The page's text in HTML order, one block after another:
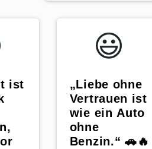
ist
😃️
„Liebe ohne
Vertrauen ist
wie ein Auto
ohne
Benzin.“ 🚗🔥